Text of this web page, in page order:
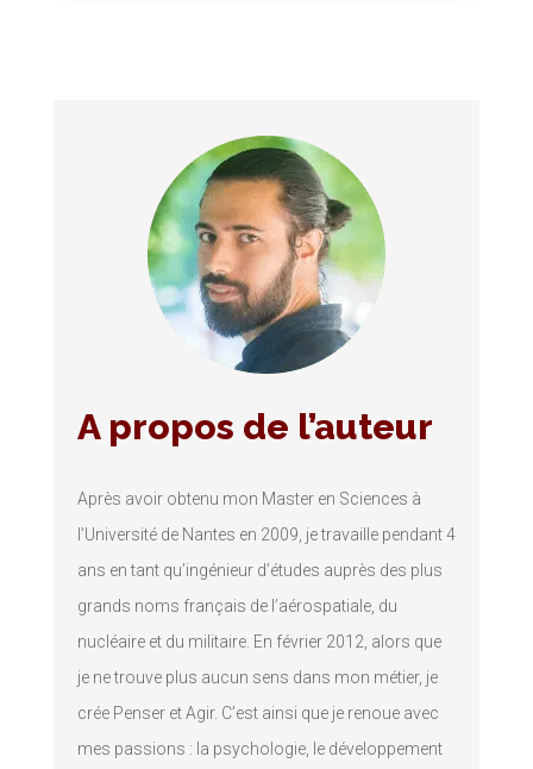
A propos de l’auteur
Après avoir obtenu mon Master en Sciences à
l’Université de Nantes en 2009, je travaille pendant 4
ans en tant qu’ingénieur d’études auprès des plus
grands noms français de l’aérospatiale, du
nucléaire et du militaire. En février 2012, alors que
je ne trouve plus aucun sens dans mon métier, je
crée Penser et Agir. C’est ainsi que je renoue avec
mes passions : la psychologie, le développement